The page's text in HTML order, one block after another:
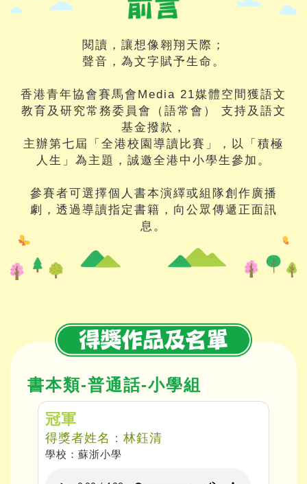
閱讀，讓想像翱翔天際；
聲音，為文字賦予生命。
香港青年協會賽馬會Media 21媒體空間獲語文
教育及研究常務委員會（語常會） 支持及語文
基金撥款，
主辦第七屆「全港校園導讀比賽」，以「積極
人生」為主題，誠邀全港中小學生參加。
參賽者可選擇個人書本演繹或組隊創作廣播
劇，透過導讀指定書籍，向公眾傳遞正面訊
息。
書本類-普通話-小學組
冠軍
得獎者姓名：林鈺清
學校：蘇浙小學